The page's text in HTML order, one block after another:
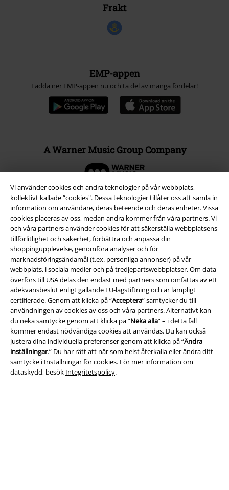
Vi använder cookies och andra teknologier på vår webbplats,
kollektivt kallade “cookies". Dessa teknologier tillåter oss att samla in
information om användare, deras beteende och deras enheter. Vissa
cookies placeras av oss, medan andra kommer från våra partners. Vi
och våra partners använder cookies för att säkerställa webbplatsens
tillförlitlighet och säkerhet, förbättra och anpassa din
shoppingupplevelse, genomföra analyser och för
marknadsföringsändamål (t.ex. personliga annonser) på vår
webbplats, i sociala medier och på tredjepartswebbplatser. Om data
överförs till USA delas den endast med partners som omfattas av ett
adekvansbeslut enligt gällande EU-lagstiftning och är lämpligt
certifierade. Genom att klicka på “Acceptera” samtycker du till
användningen av cookies av oss och våra partners. Alternativt kan
du neka samtycke genom att klicka på “Neka alla” – i detta fall
kommer endast nödvändiga cookies att användas. Du kan också
justera dina individuella preferenser genom att klicka på “Ändra
inställningar.” Du har rätt att när som helst återkalla eller ändra ditt
samtycke i Inställningar för cookies. För mer information om
dataskydd, besök Integritetspolicy.
Frakt
EMP-appen
Ladda ner EMP-appen nu och ta del av många fördelar!
A Warner Music Group Company
Juridisk information/Villkor
Villkor
Om oss
Ladda ner villkoren